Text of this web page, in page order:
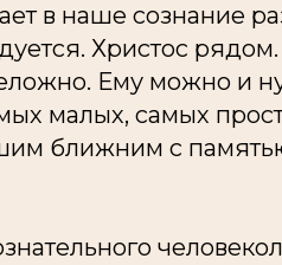
в наше сознание
Христос
Ему можно и
малых, самых
ближним с